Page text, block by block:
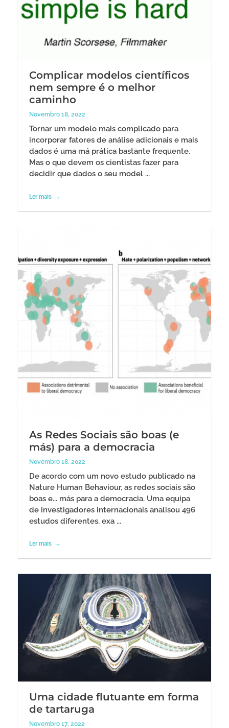
Complicar modelos científicos
nem sempre é o melhor
caminho
Novembro 18, 2022
Tornar um modelo mais complicado para
incorporar fatores de análise adicionais e mais
dados é uma má prática bastante frequente.
Mas o que devem os cientistas fazer para
decidir que dados o seu model ...
Ler mais
As Redes Sociais são boas (e
más) para a democracia
Novembro 18, 2022
De acordo com um novo estudo publicado na
Nature Human Behaviour, as redes sociais são
boas e... más para a democracia. Uma equipa
de investigadores internacionais analisou 496
estudos diferentes, exa ...
Ler mais
Uma cidade flutuante em forma
de tartaruga
Novembro 17, 2022